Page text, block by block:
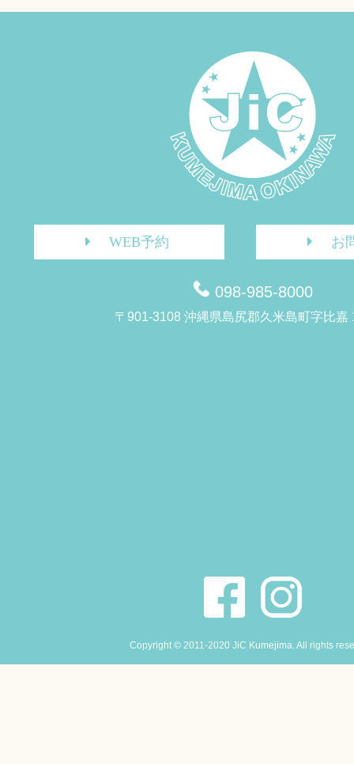
WEB予約 お
098-985-8000
〒901-3108 沖縄県島尻郡久米島町字比嘉
Copyright © 2011-2020 JiC Kumejima. All rights